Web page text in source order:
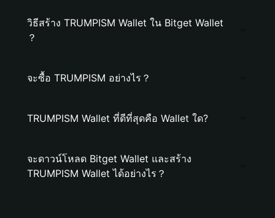
วิธีสร้าง TRUMPISM Wallet ใน Bitget Wallet
？
จะซื้อ TRUMPISM อย่างไร？
TRUMPISM Wallet ที่ดีที่สุดคือ Wallet ใด?
จะดาวน์โหลด Bitget Wallet และสร้าง
TRUMPISM Wallet ได้อย่างไร？